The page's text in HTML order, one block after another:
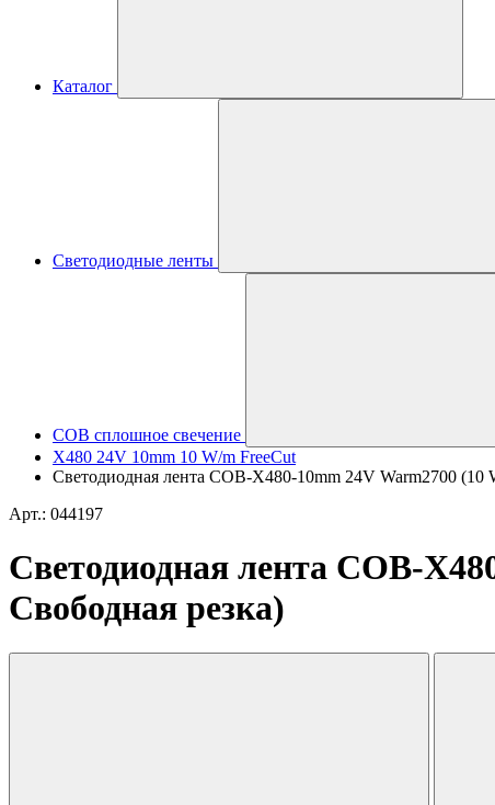
Каталог
Светодиодные ленты
COB сплошное свечение
X480 24V 10mm 10 W/m FreeCut
Светодиодная лента COB-X480-10mm 24V Warm2700 (10
Арт.: 044197
Светодиодная лента COB-
Свободная резка)